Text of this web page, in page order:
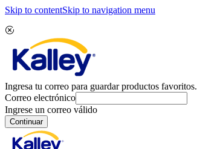
Skip to contentSkip to navigation menu
Ingresa tu correo para guardar productos favoritos.
Correo electrónico
Ingrese un correo válido
Continuar